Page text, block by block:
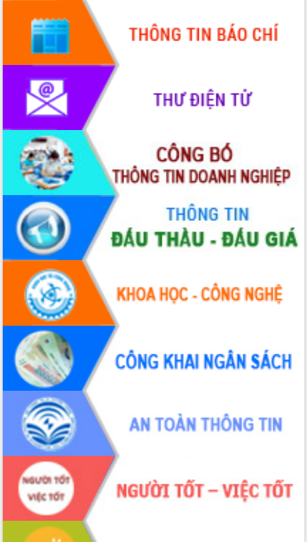
Ứng dụng sinh trắc học - Bước tiến
trong hành trình chuyển đổi số tại Đắk
Đắk Lắk nâng cao hiệu quả công tác
Đảng từ Sổ tay đảng viên điện tử
Đắk Lắk đẩy mạnh nuôi biển công
nghệ, hướng tới phát triển thủy sản
bền vững
Tập huấn nâng cao năng lực triển khai
chuyển đổi số cho cán bộ, công chức
cấp xã
Đắk Lắk phát động hưởng ứng Ngày
Quyền của người tiêu dùng Việt Nam
2026
Đẩy mạnh cải cách hành chính, quyết
tâm đạt được mục tiêu tăng trưởng
hai con số trong năm 2026
Tổ chức trang trọng Lễ hội Đền thờ
Lương Văn Chánh năm 2026
Phó Bí thư Tỉnh ủy Đắk Lắk Đỗ Hữu
Huy giữ chức Bí thư Đảng ủy Ủy Ban
Nhân dân tỉnh
Bệnh án điện tử thúc đẩy chuyển đổi
số y tế tại Đắk Lắk
Chuyển đổi số thư viện: Mở rộng
không gian tri thức trong thời đại số
Đánh giá, rút kinh nghiệm công tác tổ
chức diễn tập trước ngày bầu cử
Chương trình “Gặp gỡ hữu nghị –
Friendship Meeting New Year 2026”
Bầu cử Quốc hội và HĐND: Cử tri Đắk
Lắk gửi gắm niềm tin, kỳ vọng vào lá
phiếu
Đắk Lắk sẵn sàng các điều kiện cho
Ngày hội bầu cử đại biểu Quốc hội
khóa XVI và HĐND các cấp nhiệm kỳ